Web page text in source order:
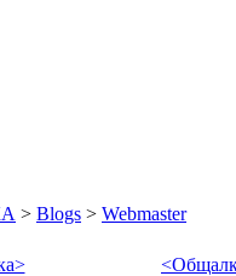
> Blogs > Webmaster